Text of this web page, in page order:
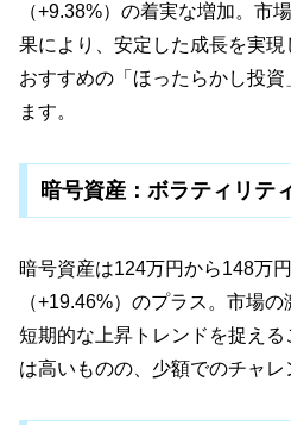
（+9.38%）の着実な増加。市
果により、安定した成長を実
おすすめの「ほったらかし投
ます。
暗号資産：ボラティリテ
暗号資産は124万円から148万
（+19.46%）のプラス。市場
短期的な上昇トレンドを捉え
は高いものの、少額でのチャレ